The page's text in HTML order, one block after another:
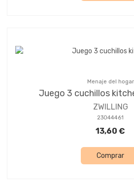
Menaje del hogar
Juego 3 cuchillos
ZWILLING
23044461
13,60 €
Comprar